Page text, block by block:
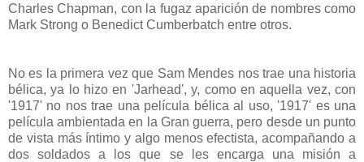
Charles Chapman, con la fugaz aparición de nombres como
Mark Strong o Benedict Cumberbatch entre otros.
No es la primera vez que Sam Mendes nos trae una historia
bélica, ya lo hizo en 'Jarhead', y, como en aquella vez, con
'1917' no nos trae una película bélica al uso, '1917' es una
película ambientada en la Gran guerra, pero desde un punto
de vista más íntimo y algo menos efectista, acompañando a
dos soldados a los que se les encarga una misión a